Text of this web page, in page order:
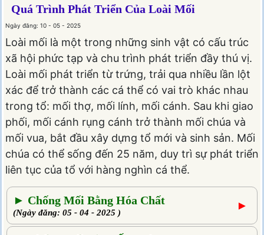
Quá Trình Phát Triển Của Loài Mối
Ngày đăng: 10 - 05 - 2025
Loài mối là một trong những sinh vật có cấu trúc
xã hội phức tạp và chu trình phát triển đầy thú vị.
Loài mối phát triển từ trứng, trải qua nhiều lần lột
xác để trở thành các cá thể có vai trò khác nhau
trong tổ: mối thợ, mối lính, mối cánh. Sau khi giao
phối, mối cánh rụng cánh trở thành mối chúa và
mối vua, bắt đầu xây dựng tổ mới và sinh sản. Mối
chúa có thể sống đến 25 năm, duy trì sự phát triển
liên tục của tổ với hàng nghìn cá thể.
► Chống Mối Bằng Hóa Chất
(Ngày đăng: 05 - 04 - 2025 )
►